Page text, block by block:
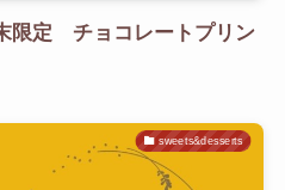
限定 チョコレートプリン
sweets&desserts